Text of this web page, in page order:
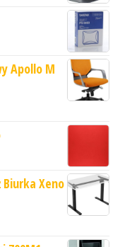
Apollo M
Xeno